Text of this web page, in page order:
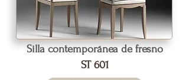
Silla contemporánea de fresno
ST 601